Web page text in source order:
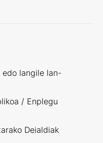
edo langile lan-
/ Enplegu
Deialdiak